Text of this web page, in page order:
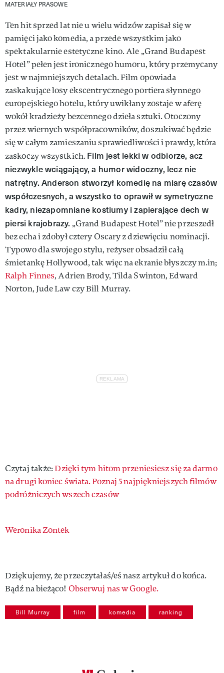
MATERIAŁY PRASOWE
Ten hit sprzed lat nie u wielu widzów zapisał się w
pamięci jako komedia, a przede wszystkim jako
spektakularnie estetyczne kino. Ale „Grand Budapest
Hotel” pełen jest ironicznego humoru, który przemycany
jest w najmniejszych detalach. Film opowiada
zaskakujące losy ekscentrycznego portiera słynnego
europejskiego hotelu, który uwikłany zostaje w aferę
wokół kradzieży bezcennego dzieła sztuki. Otoczony
przez wiernych współpracowników, doszukiwać będzie
się w całym zamieszaniu sprawiedliwości i prawdy, która
zaskoczy wszystkich. Film jest lekki w odbiorze, acz
niezwykle wciągający, a humor widoczny, lecz nie
natrętny. Anderson stworzył komedię na miarę czasów
współczesnych, a wszystko to oprawił w symetryczne
kadry, niezapomniane kostiumy i zapierające dech w
piersi krajobrazy. „Grand Budapest Hotel” nie przeszedł
bez echa i zdobył cztery Oscary z dziewięciu nominacji.
Typowo dla swojego stylu, reżyser obsadził całą
śmietankę Hollywood, tak więc na ekranie błyszczy m.in;
Ralph Finnes, Adrien Brody, Tilda Swinton, Edward
Norton, Jude Law czy Bill Murray.
Czytaj także:Dzięki tym hitom przeniesiesz się za darmo
na drugi koniec świata. Poznaj 5 najpiękniejszych filmów
podróżniczych wszech czasów
Authors
Weronika Zontek
Dziękujemy, że przeczytałaś/eś nasz artykuł do końca.
Bądź na bieżąco! Obserwuj nas w Google.
Bill Murray film komedia ranking